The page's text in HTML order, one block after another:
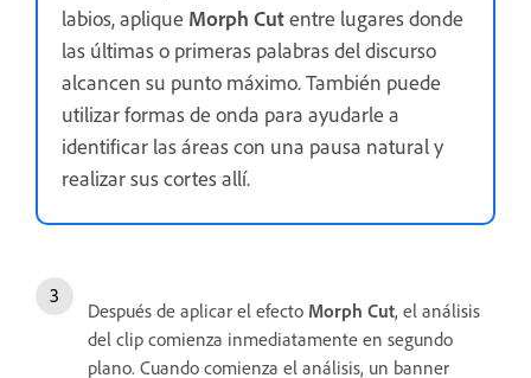
labios, aplique Morph Cutentre lugares donde
las últimas o primeras palabras del discurso
alcancen su punto máximo. También puede
utilizar formas de onda para ayudarle a
identificar las áreas con una pausa natural y
realizar sus cortes allí.
Después de aplicar el efecto Morph Cut, el análisis
del clip comienza inmediatamente en segundo
plano. Cuando comienza el análisis, un banner